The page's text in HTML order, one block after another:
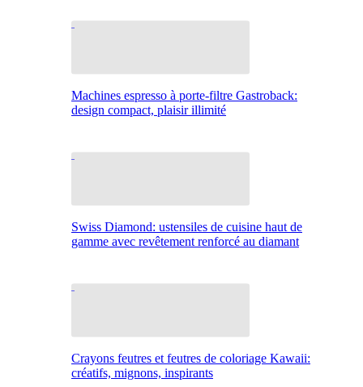
Machines espresso à porte-filtre Gastroback:
design compact, plaisir illimité
Swiss Diamond: ustensiles de cuisine haut de
gamme avec revêtement renforcé au diamant
Crayons feutres et feutres de coloriage Kawaii:
créatifs, mignons, inspirants